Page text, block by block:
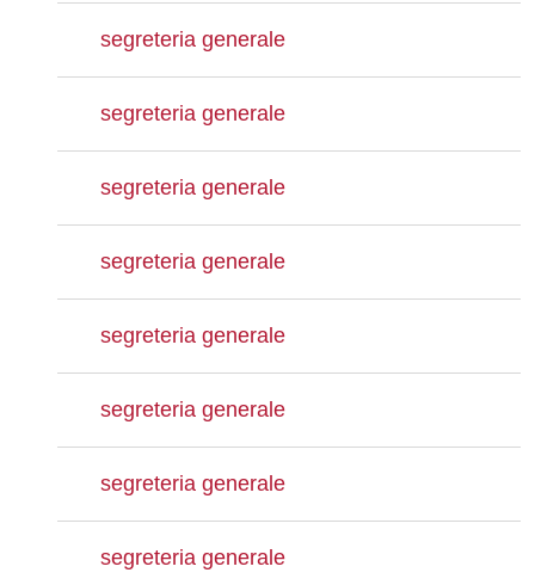
segreteria generale
segreteria generale
segreteria generale
segreteria generale
segreteria generale
segreteria generale
segreteria generale
segreteria generale